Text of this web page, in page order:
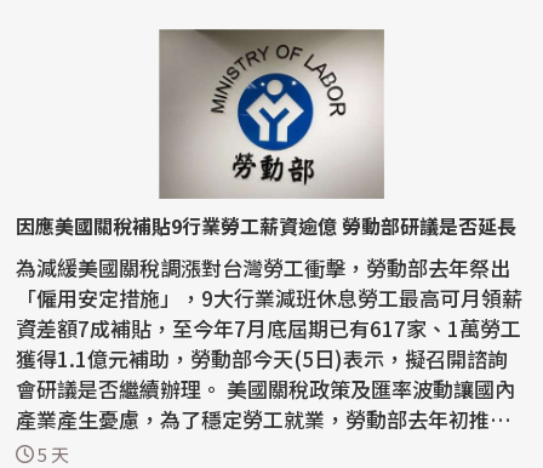
因應美國關稅補貼9行業勞工薪資逾億 勞動部研議是否延長
為減緩美國關稅調漲對台灣勞工衝擊，勞動部去年祭出
「僱用安定措施」，9大行業減班休息勞工最高可月領薪
資差額7成補貼，至今年7月底屆期已有617家、1萬勞工
獲得1.1億元補助，勞動部今天(5日)表示，擬召開諮詢
會研議是否繼續辦理。 美國關稅政策及匯率波動讓國內
產業產生憂慮，為了穩定勞工就業，勞動部去年初推動
僱...5 天